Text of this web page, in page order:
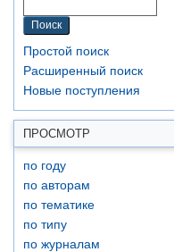
Простой поиск
Расширенный поиск
Новые поступления
ПРОСМОТР
по году
по авторам
по тематике
по типу
по журналам